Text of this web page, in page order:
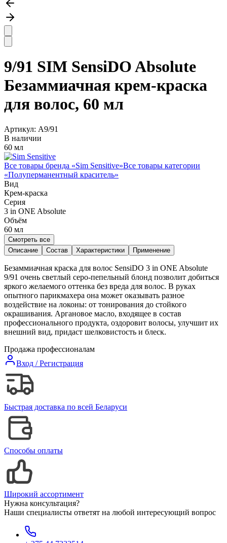
9/91 SIM SensiDO Absolute
Безаммиачная крем-краска
для волос, 60 мл
Артикул: A9/91
В наличии
60 мл
Все товары бренда «Sim Sensitive»Все товары категории
«Полуперманентный краситель»
Вид
Крем-краска
Серия
3 in ONE Absolute
Объём
60 мл
Смотреть все
Описание
Состав Характеристики Применение
Безаммиачная краска для волос SensiDO 3 in ONE Absolute
9/91 очень светлый серо-пепельный блонд позволит добиться
яркого желаемого оттенка без вреда для волос. В руках
опытного парикмахера она может оказывать разное
воздействие на локоны: от тонирования до стойкого
окрашивания. Аргановое масло, входящее в состав
профессионального продукта, оздоровит волосы, улучшит их
внешний вид, придаст шелковистость и блеск.
Продажа профессионалам
Вход / Регистрация
Быстрая доставка по всей Беларуси
Способы оплаты
Широкий ассортимент
Нужна консультация?
Наши специалисты ответят на любой интересующий вопрос